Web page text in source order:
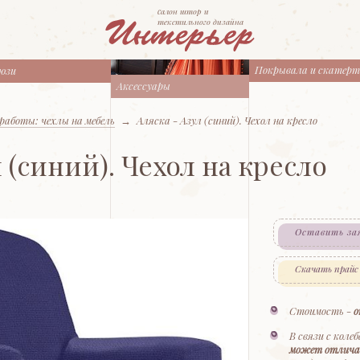
cалон штор и
текстильного дизайна
Аксессуары
Покрывала и
чехлы на мебель → Аляска - Азул (синий). Чехол на кресло
(синий). Чехол на кресло
Оставить
Скачать
Стоимость -
В связи с
может